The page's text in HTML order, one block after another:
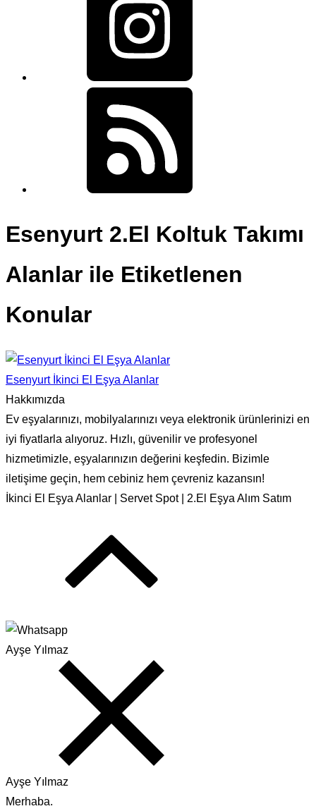
Esenyurt 2.El Koltuk Takımı
Alanlar ile Etiketlenen
Konular
Esenyurt İkinci El Eşya Alanlar
Hakkımızda
Ev eşyalarınızı, mobilyalarınızı veya elektronik ürünlerinizi en
iyi fiyatlarla alıyoruz. Hızlı, güvenilir ve profesyonel
hizmetimizle, eşyalarınızın değerini keşfedin. Bizimle
iletişime geçin, hem cebiniz hem çevreniz kazansın!
İkinci El Eşya Alanlar | Servet Spot | 2.El Eşya Alım Satım
Ayşe Yılmaz
Ayşe Yılmaz
Merhaba.